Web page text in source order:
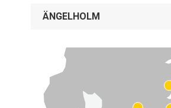
ÄNGELHOLM